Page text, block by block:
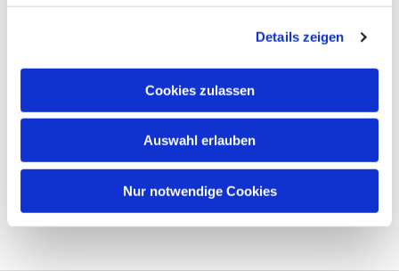
Details zeigen
Cookies zulassen
Auswahl erlauben
Nur notwendige Cookies